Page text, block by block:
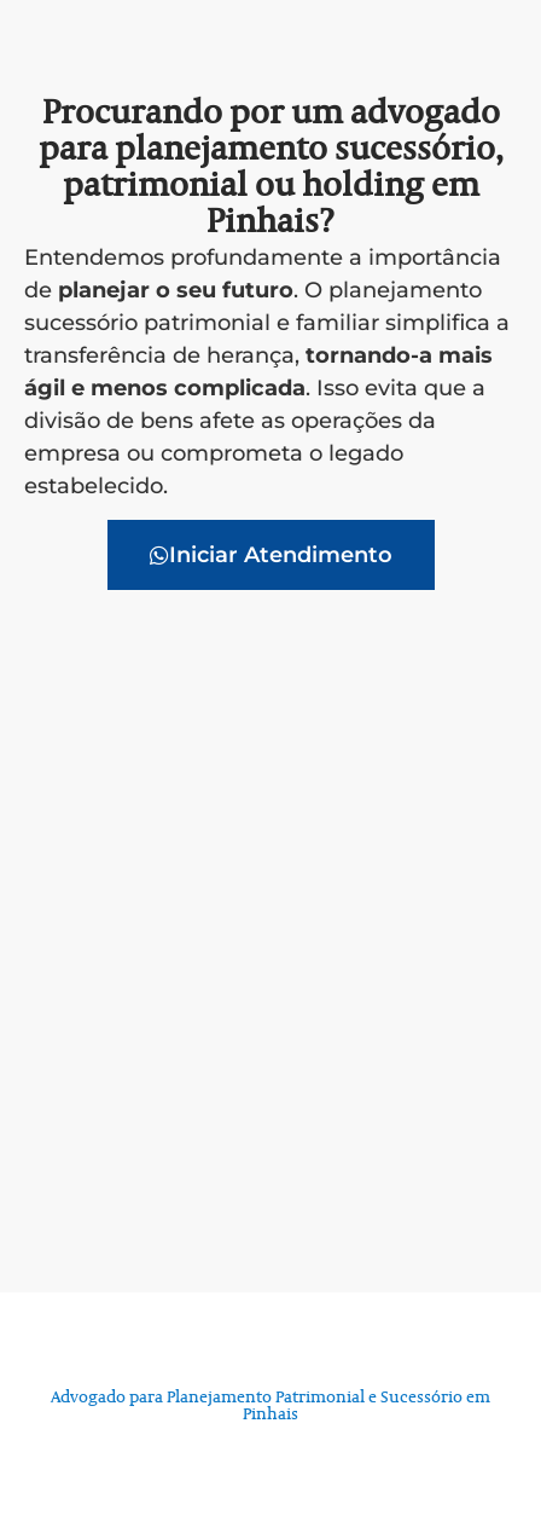
Procurando por um advogado
para planejamento sucessório,
patrimonial ou holding em
Pinhais?
Entendemos profundamente a importância
de planejar o seu futuro. O planejamento
sucessório patrimonial e familiar simplifica a
transferência de herança, tornando-a mais
ágil e menos complicada. Isso evita que a
divisão de bens afete as operações da
empresa ou comprometa o legado
estabelecido.
Iniciar Atendimento
Advogado para Planejamento Patrimonial e Sucessório em
Pinhais